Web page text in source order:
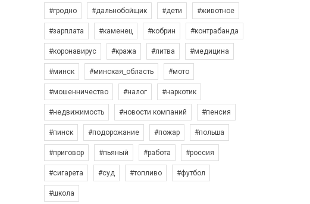
#гродно #дальнобойщик #дети #животное
#зарплата #каменец #кобрин #контрабанда
#коронавирус #кража #литва #медицина
#минск #минская_область #мото
#мошенничество #налог #наркотик
#недвижимость #новости компаний #пенсия
#пинск #подорожание #пожар #польша
#приговор #пьяный #работа #россия
#сигарета #суд #топливо #футбол
#школа